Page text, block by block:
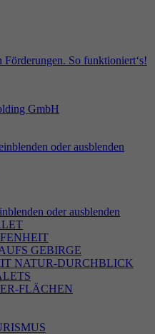
So funktioniert‘s!
oder ausblenden
oder ausblenden
GEBIRGE
NATUR-DURCHBLICK
FLÄCHEN